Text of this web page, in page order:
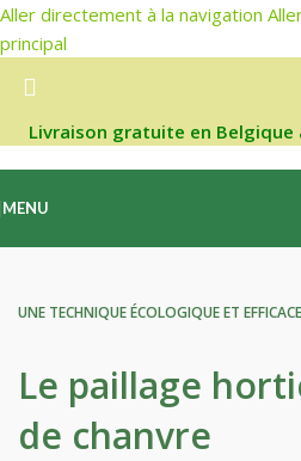
Aller directement à la navigation
principal
Livraison gratuite en Belgique
MENU
UNE TECHNIQUE ÉCOLOGIQUE ET
Le paillage
de chanvre​